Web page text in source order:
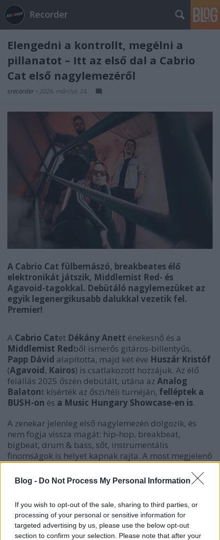
Blog - Do Not Process My Personal Information
If you wish to opt-out of the sale, sharing to third parties, or
processing of your personal or sensitive information for
targeted advertising by us, please use the below opt-out
section to confirm your selection. Please note that after your
Recorder
Elengedni a kontrollt, megélni a
pillanatot – Itt az első dal a Cabrio
Cat első nagylemezéről
srecorder • 2026. március 24.
A Cabrio Cat fülbemászó, breakbeates élő
elektronikát játszik, Middlemist Red- és
Agavoid-tagokkal. Debütáló nagylemezüket az
egyik legenergikusabb dalukkal vezetik fel.
Premier!
A Cabrio Catet Dékány Anett énekesnő és a
Middlemist Redből ismerős gitáros-billentyűs,
Papp Dávid alapította, majd két éve Huszár Kristóf
(Agavoid, Kairos) is csatlakozott hozzájuk. Az élő
felállás 2025 őszén debütált, utána az Analog
Balatont kísérték az őszi/téli turnéján, felléptek a
BUSH-on és a Music Hungary Showcase-en is.
A zenekar jelenleg első nagylemezén dolgozik, és
nem fogja vissza magát: hip-hop, breakbeat,
bigbeat, drum & bass, sőt, instrumentális
finomságok is helyet kapnak rajta. A most megjelenő
single is egy sodró elektronikus dal, ami arról szól,
hogy néha el kell engednünk a kontrollt ahhoz, hogy
igazán megéljük a pillanatot.